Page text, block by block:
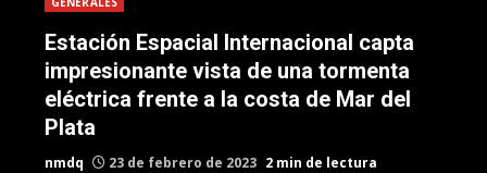
Estación Espacial Internacional capta
impresionante vista de una tormenta
eléctrica frente a la costa de Mar del
Plata
nmdq 23 de febrero de 2023 2 min de lectura